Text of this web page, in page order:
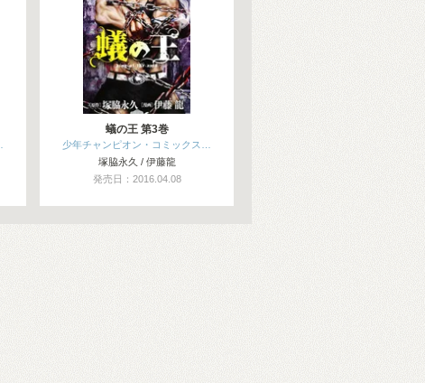
蟻の王 第3巻
少年チャンピオン・コミックス…
塚脇永久 / 伊藤龍
発売日：2016.04.08